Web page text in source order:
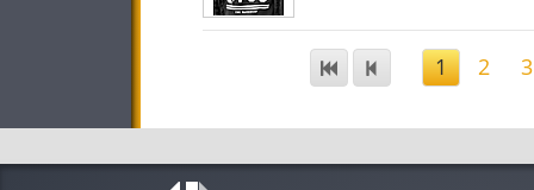
Biotechnologie und der
physikalisch-chemischen
Anwendungsprinzipien
einzelnen Bausteinen der
Simulationen auf allen
in wichtige Prozessabläufe
1 2 3